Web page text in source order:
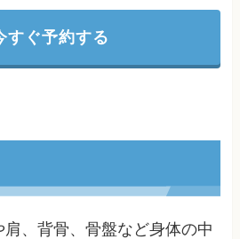
すぐ予約する
、背骨、骨盤など身体の中